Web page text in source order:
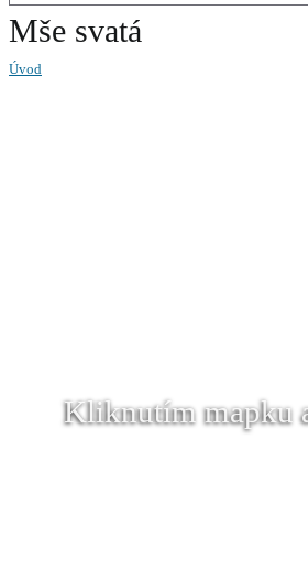
Mše svatá
Úvod
Kliknutím mapku